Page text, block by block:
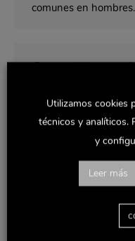
comunes en
Contenido
Delaviuda, marca
Confectionery
innovación esta
nuevos Sticks. La
formato “palito” a la
chocolate. La nueva
para compartir y
Utilizamos cookies
técnicos y analíticos.
y
Leer más